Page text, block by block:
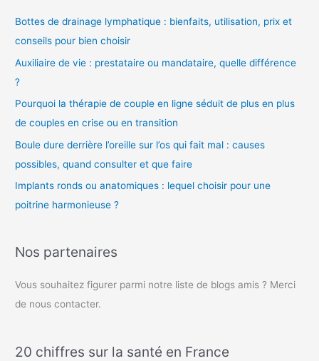
Bottes de drainage lymphatique : bienfaits, utilisation, prix et
conseils pour bien choisir
Auxiliaire de vie : prestataire ou mandataire, quelle différence
?
Pourquoi la thérapie de couple en ligne séduit de plus en plus
de couples en crise ou en transition
Boule dure derrière l’oreille sur l’os qui fait mal : causes
possibles, quand consulter et que faire
Implants ronds ou anatomiques : lequel choisir pour une
poitrine harmonieuse ?
Nos partenaires
Vous souhaitez figurer parmi notre liste de blogs amis ? Merci
de nous contacter.
20 chiffres sur la santé en France